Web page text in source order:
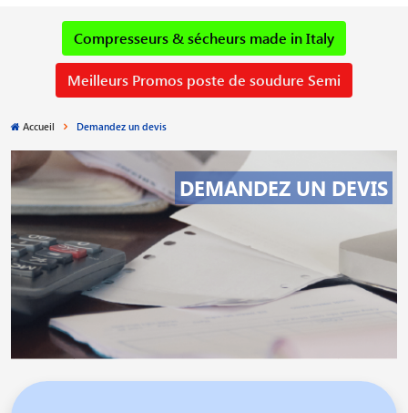
Compresseurs & sécheurs made in Italy
Meilleurs Promos poste de soudure Semi
Accueil Demandez un devis
DEMANDEZ UN DEVIS